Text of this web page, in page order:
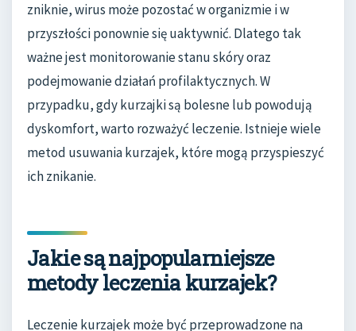
zniknie, wirus może pozostać w organizmie i w
przyszłości ponownie się uaktywnić. Dlatego tak
ważne jest monitorowanie stanu skóry oraz
podejmowanie działań profilaktycznych. W
przypadku, gdy kurzajki są bolesne lub powodują
dyskomfort, warto rozważyć leczenie. Istnieje wiele
metod usuwania kurzajek, które mogą przyspieszyć
ich znikanie.
Jakie są najpopularniejsze
metody leczenia kurzajek?
Leczenie kurzajek może być przeprowadzone na